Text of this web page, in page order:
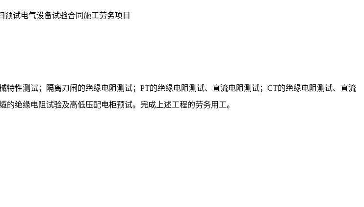
试电气设备试验合同施工劳务项目
性测试；隔离刀闸的绝缘电阻测试； PT的绝缘电阻测试、直流电阻测试；CT的绝缘电阻测试、直流
绝缘电阻试验及高低压配电柜预试。完成上述工程的劳务用工。